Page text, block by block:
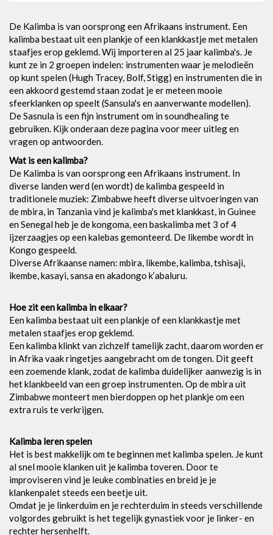
De Kalimba is van oorsprong een Afrikaans instrument. Een
kalimba bestaat uit een plankje of een klankkastje met metalen
staafjes erop geklemd. Wij importeren al 25 jaar kalimba's. Je
kunt ze in 2 groepen indelen: instrumenten waar je melodieën
op kunt spelen (Hugh Tracey, Bolf, Stigg) en instrumenten die in
een akkoord gestemd staan zodat je er meteen mooie
sfeerklanken op speelt (Sansula's en aanverwante modellen).
De Sasnula is een fijn instrument om in soundhealing te
gebruiken. Kijk onderaan deze pagina voor meer uitleg en
vragen op antwoorden.
Wat is een kalimba?
De Kalimba is van oorsprong een Afrikaans instrument. In
diverse landen werd (en wordt) de kalimba gespeeld in
traditionele muziek: Zimbabwe heeft diverse uitvoeringen van
de mbira, in Tanzania vind je kalimba's met klankkast, in Guinee
en Senegal heb je de kongoma, een baskalimba met 3 of 4
ijzerzaagjes op een kalebas gemonteerd. De likembe wordt in
Kongo gespeeld.
Diverse Afrikaanse namen: mbira, likembe, kalimba, tshisaji,
ikembe, kasayi, sansa en akadongo k’abaluru.
Hoe zit een kalimba in elkaar?
Een kalimba bestaat uit een plankje of een klankkastje met
metalen staafjes erop geklemd.
Een kalimba klinkt van zichzelf tamelijk zacht, daarom worden er
in Afrika vaak ringetjes aangebracht om de tongen. Dit geeft
een zoemende klank, zodat de kalimba duidelijker aanwezig is in
het klankbeeld van een groep instrumenten. Op de mbira uit
Zimbabwe monteert men bierdoppen op het plankje om een
extra ruis te verkrijgen.
Kalimba leren spelen
Het is best makkelijk om te beginnen met kalimba spelen. Je kunt
al snel mooie klanken uit je kalimba toveren. Door te
improviseren vind je leuke combinaties en breid je je
klankenpalet steeds een beetje uit.
Omdat je je linkerduim en je rechterduim in steeds verschillende
volgordes gebruikt is het tegelijk gynastiek voor je linker- en
rechter hersenhelft.